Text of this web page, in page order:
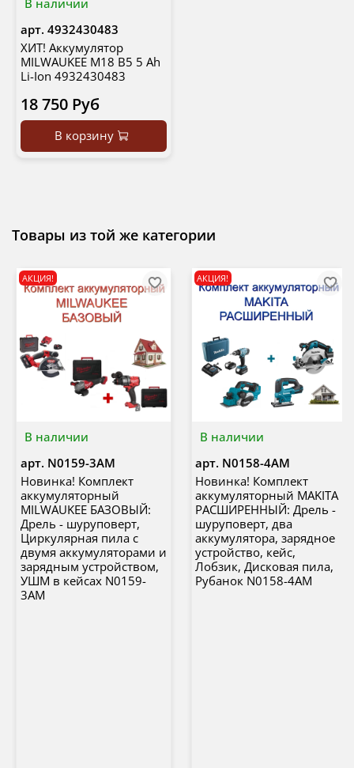
В наличии
арт. 4932430483
ХИТ! Аккумулятор
MILWAUKEE M18 B5 5 Ah
Li-Ion 4932430483
18 750 Руб
В корзину
Товары из той же категории
В наличии
АКЦИЯ!
арт. N0159-3AM
Новинка! Комплект
аккумуляторный
MILWAUKEE БАЗОВЫЙ:
Дрель - шуруповерт,
Циркулярная пила с
двумя аккумуляторами и
зарядным устройством,
УШМ в кейсах N0159-
3AM
В наличии
АКЦИЯ!
арт. N0158-4AM
Новинка! Комплект
аккумуляторный MAKITA
РАСШИРЕННЫЙ: Дрель -
шуруповерт, два
аккумулятора, зарядное
устройство, кейс,
Лобзик, Дисковая пила,
Рубанок N0158-4AM